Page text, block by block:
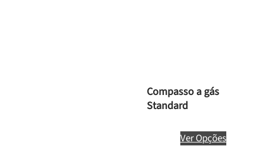
Compasso a gás
Standard
Ver Opções